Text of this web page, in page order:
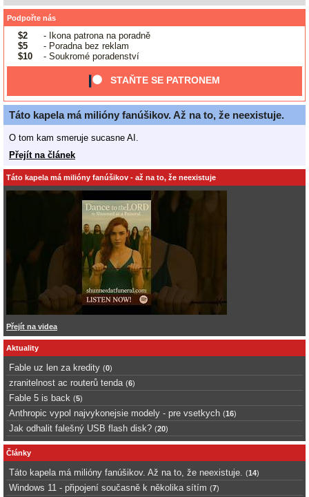
Podpořte nás
$2
- Ikona patrona na poradně
$5
- Poradna bez reklam
$10
- Soukromé poradenství
STAŇTE SE PATRONEM
Táto kapela má milióny fanúšikov. Až na to, že neexistuje.
O tom kam smeruje sucasne AI.
Přejít na článek
Táto kapela má milióny fanúšikov - až na to, že neexistuje
Přejít na videa
Aktuality
Fable uz len za kredity (0)
zranitelnost ac routerů tenda (6)
Fable 5 is back (5)
Anthropic vypol najvykonejsie modely - pre vsetkych (16)
Jak odhalit falešný USB flash disk? (20)
Články
Táto kapela má milióny fanúšikov. Až na to, že neexistuje. (14)
Windows 11 - připojení současně k několika sítím (7)